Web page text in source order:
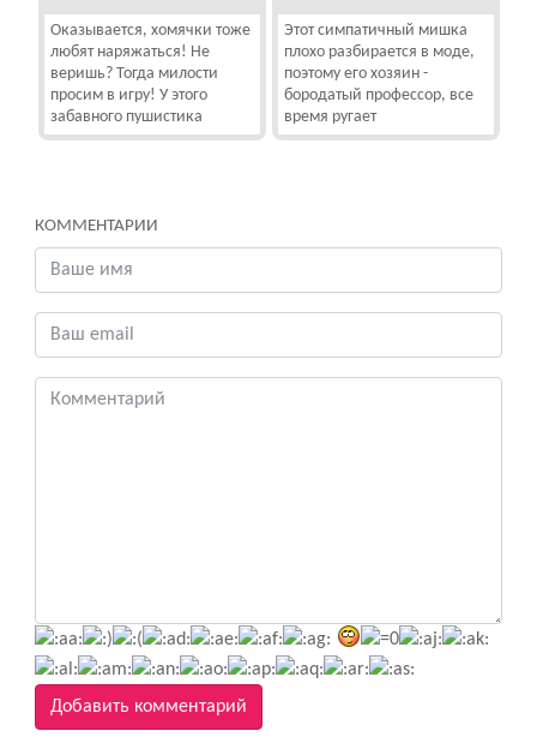
Оказывается, хомячки тоже
любят наряжаться! Не
веришь? Тогда милости
просим в игру! У этого
забавного пушистика
Этот симпатичный мишка
плохо разбирается в моде,
поэтому его хозяин -
бородатый профессор, все
время ругает
КОММЕНТАРИИ
Добавить комментарий